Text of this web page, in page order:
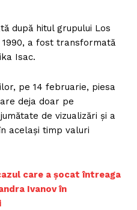
după hitul grupului Los
a fost transformată
Isac.
pe 14 februarie, piesa
deja doar pe
de vizualizări și a
același timp valuri
care a șocat întreaga
Ivanov în